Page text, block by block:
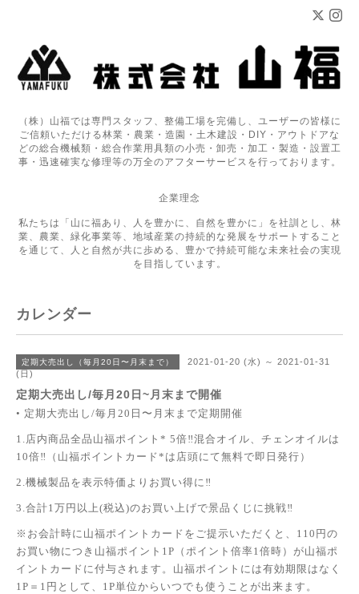
（株）山福では専門スタッフ、整備工場を完備し、ユーザーの皆様に
ご信頼いただける林業・農業・造園・土木建設・DIY・アウトドアな
どの総合機械類・総合作業用具類の小売・卸売・加工・製造・設置工
事・迅速確実な修理等の万全のアフターサービスを行っております。
企業理念
私たちは「山に福あり、人を豊かに、自然を豊かに」を社訓とし、林
業、農業、緑化事業等、地域産業の持続的な発展をサポートすること
を通じて、人と自然が共に歩める、豊かで持続可能な未来社会の実現
を目指しています。
カレンダー
定期大売出し（毎月20日〜月末まで）
2021-01-20 (水) ～ 2021-01-31
(日)
定期大売出し/毎月20日~月末まで開催
• 定期大売出し/毎月20日〜月末まで定期開催
1.店内商品全品山福ポイント* 5倍‼︎混合オイル、チェンオイルは
10倍‼（山福ポイントカード*は店頭にて無料で即日発行）
2.機械製品を表示特価よりお買い得に‼
3.合計1万円以上(税込)のお買い上げで景品くじに挑戦‼
※お会計時に山福ポイントカードをご提示いただくと、110円の
お買い物につき山福ポイント1P（ポイント倍率1倍時）が山福ポ
イントカードに付与されます。山福ポイントには有効期限はなく
1P＝1円として、1P単位からいつでも使うことが出来ます。